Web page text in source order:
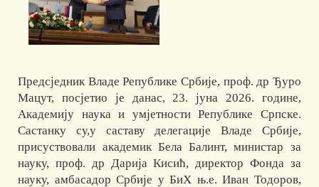
Предсједник Владе Републике Србије, проф. др Ђуро
Мацут, посјетио је данас, 23. јуна 2026. године,
Академију наука и умјетности Републике Српске.
Састанку су,у саставу делегације Владе Србије,
присуствовали академик Бела Балинт, министар за
науку, проф. др Дарија Кисић, директор Фонда за
науку, амбасадор Србије у БиХ њ.е. Иван Тодоров,